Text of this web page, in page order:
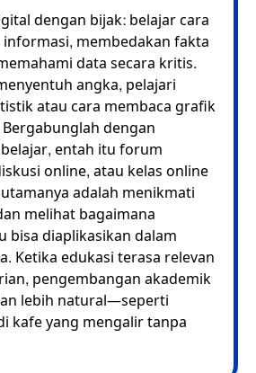
dengan bijak: belajar cara
membedakan fakta
data secara kritis.
angka, pelajari
atau cara membaca grafik
dengan
entah itu forum
online, atau kelas online
adalah menikmati
melihat bagaimana
bisa diaplikasikan dalam
Ketika edukasi terasa relevan
pengembangan akademik
lebih natural—seperti
kafe yang mengalir tanpa